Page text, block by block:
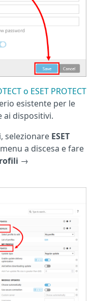
o ESET PROTECT
esistente per le
ai dispositivi.
, selezionare ESET
a discesa e fare
→